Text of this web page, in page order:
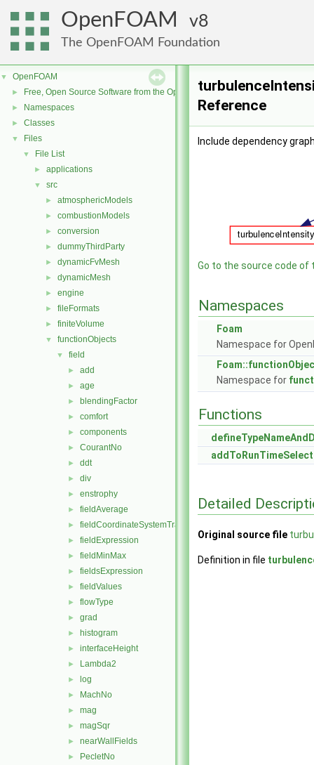
OpenFOAM 8
The OpenFOAM Foundation
▼ OpenFOAM
► Free, Open Source Software from the OpenFOAM Foundation
► Namespaces
► Classes
▼ Files
▼ File List
► applications
▼ src
► atmosphericModels
► combustionModels
► conversion
► dummyThirdParty
► dynamicFvMesh
► dynamicMesh
► engine
► fileFormats
► finiteVolume
▼ functionObjects
▼ field
► add
► age
► blendingFactor
► comfort
► components
► CourantNo
► ddt
► div
► enstrophy
► fieldAverage
► fieldCoordinateSystemTransform
► fieldExpression
► fieldMinMax
► fieldsExpression
► fieldValues
► flowType
► grad
► histogram
► interfaceHeight
► Lambda2
► log
► MachNo
► mag
► magSqr
► nearWallFields
► PecletNo
Reference
Include dependency
Go to the source code of
Namespaces
Foam
Namespace for
Namespace for
Functions
Detailed
Original source file
Definition in file